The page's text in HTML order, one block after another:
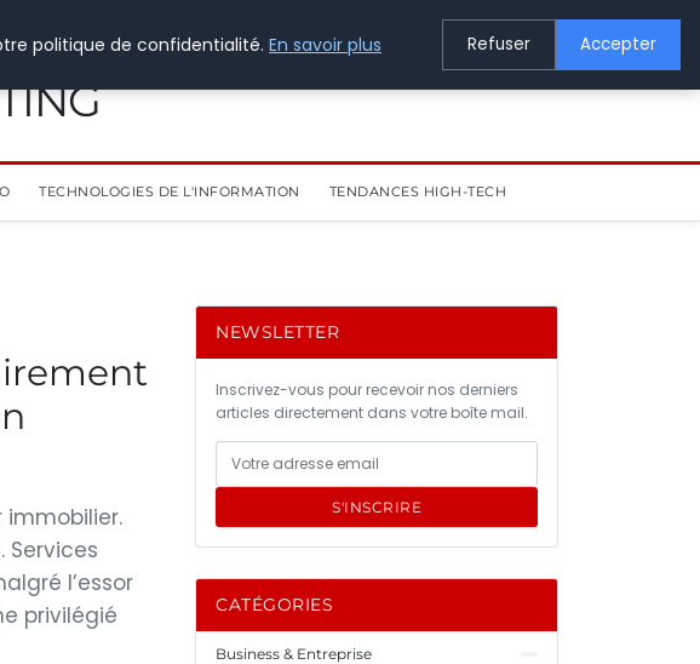
TECHNOLOGIES DE L'INFORMATION TENDANCES HIGH-TECH
immobilier.
l’essor
privilégié
NEWSLETTER
Inscrivez-vous pour recevoir nos derniers
articles directement dans votre boîte mail.
S'INSCRIRE
CATÉGORIES
Business & Entreprise
politique de confidentialité. En savoir plus Refuser Accepter